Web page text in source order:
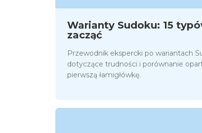
Warianty Sudoku: 15
zacząć
Przewodnik ekspercki po wariantach
dotyczące trudności i porównanie
pierwszą łamigłówkę.